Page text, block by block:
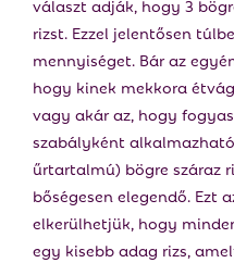
rizst. Ezzel jelentősen
mennyiséget. Bár az
hogy kinek mekkora
vagy akár az, hogy
szabályként
űrtartalmú) bögre száraz
bőségesen elegendő. Ezt
elkerülhetjük, hogy
egy kisebb adag rizs,